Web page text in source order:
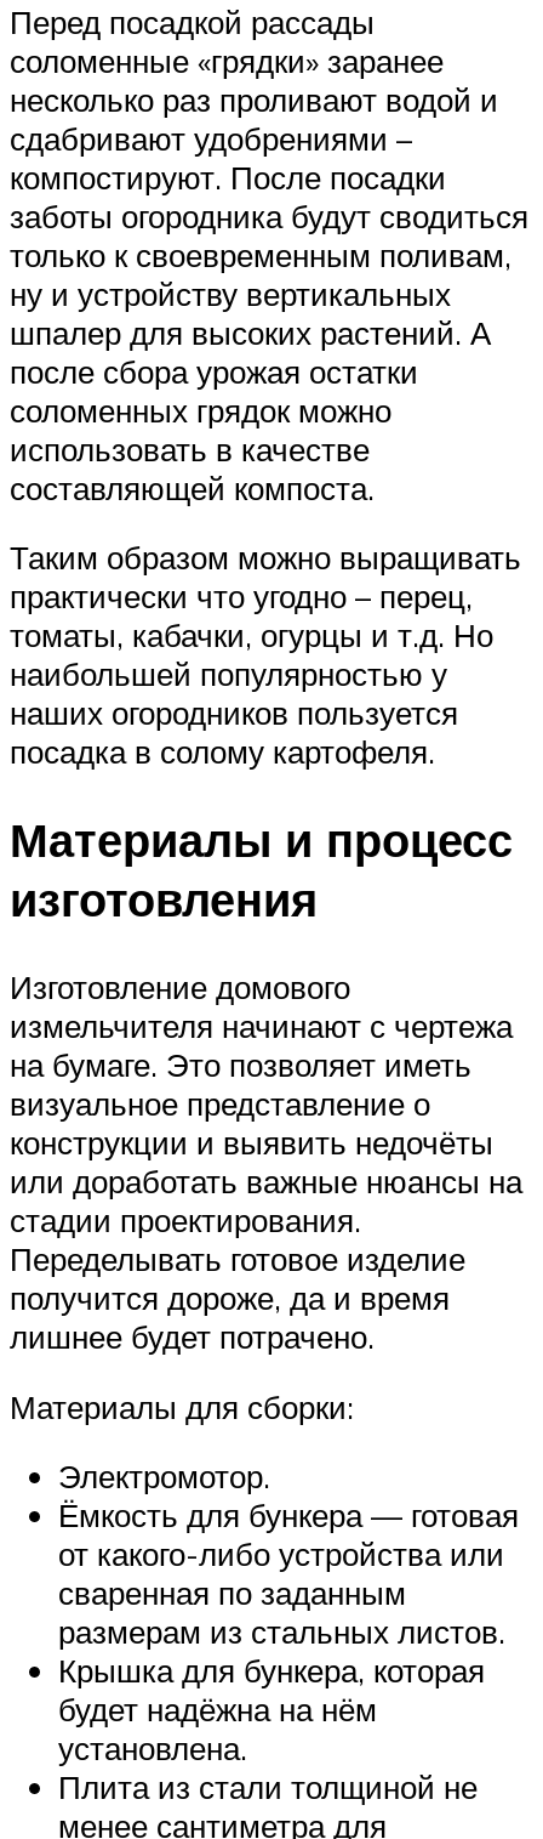
Перед посадкой рассады
соломенные «грядки» заранее
несколько раз проливают водой и
сдабривают удобрениями –
компостируют. После посадки
заботы огородника будут сводиться
только к своевременным поливам,
ну и устройству вертикальных
шпалер для высоких растений. А
после сбора урожая остатки
соломенных грядок можно
использовать в качестве
составляющей компоста.
Таким образом можно выращивать
практически что угодно – перец,
томаты, кабачки, огурцы и т.д. Но
наибольшей популярностью у
наших огородников пользуется
посадка в солому картофеля.
Материалы и процесс
изготовления
Изготовление домового
измельчителя начинают с чертежа
на бумаге. Это позволяет иметь
визуальное представление о
конструкции и выявить недочёты
или доработать важные нюансы на
стадии проектирования.
Переделывать готовое изделие
получится дороже, да и время
лишнее будет потрачено.
Материалы для сборки:
Электромотор.
Ёмкость для бункера — готовая
от какого-либо устройства или
сваренная по заданным
размерам из стальных листов.
Крышка для бункера, которая
будет надёжна на нём
установлена.
Плита из стали толщиной не
менее сантиметра для